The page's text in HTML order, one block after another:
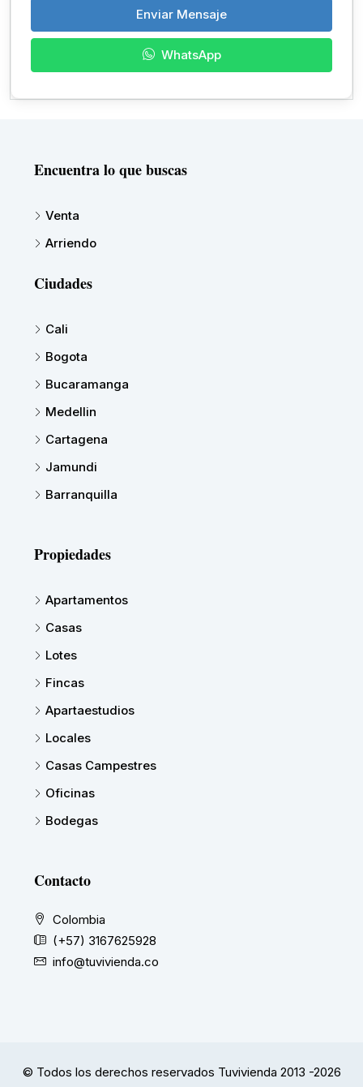
Enviar Mensaje
WhatsApp
Encuentra lo que buscas
Venta
Arriendo
Ciudades
Cali
Bogota
Bucaramanga
Medellin
Cartagena
Jamundi
Barranquilla
Propiedades
Apartamentos
Casas
Lotes
Fincas
Apartaestudios
Locales
Casas Campestres
Oficinas
Bodegas
Contacto
Colombia
(+57) 3167625928
info@tuvivienda.co
© Todos los derechos reservados Tuvivienda 2013 -2026